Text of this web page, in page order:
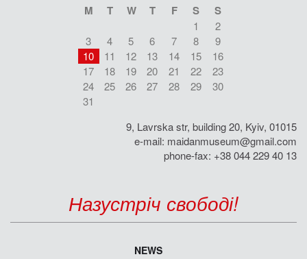
M T W T F S S
1
2
3
4 5 6 7 8
9
10
11 12 13 14 15
16
17
18 19 20 21 22
23
24
25 26 27 28 29
30
31
9, Lavrska str, building 20, Kyiv, 01015
e-mail: maidanmuseum@gmail.com
phone-fax: +38 044 229 40 13
Назустріч свободі!
NEWS